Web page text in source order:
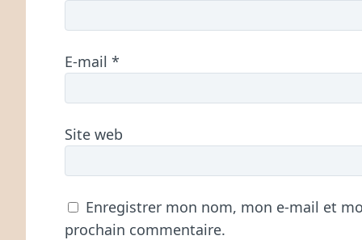
E-mail *
Site web
Enregistrer mon nom, mon e-mail et
prochain commentaire.